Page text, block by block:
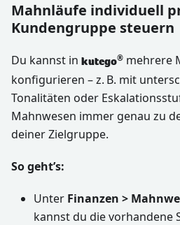
Mahnläufe individuell
Kundengruppe steuern
Du kannst in kutego® mehrere
konfigurieren – z. B. mit
Tonalitäten oder
Mahnwesen immer genau zu
deiner Zielgruppe.
So geht’s:
Unter Finanzen >
kannst du die vorhandene